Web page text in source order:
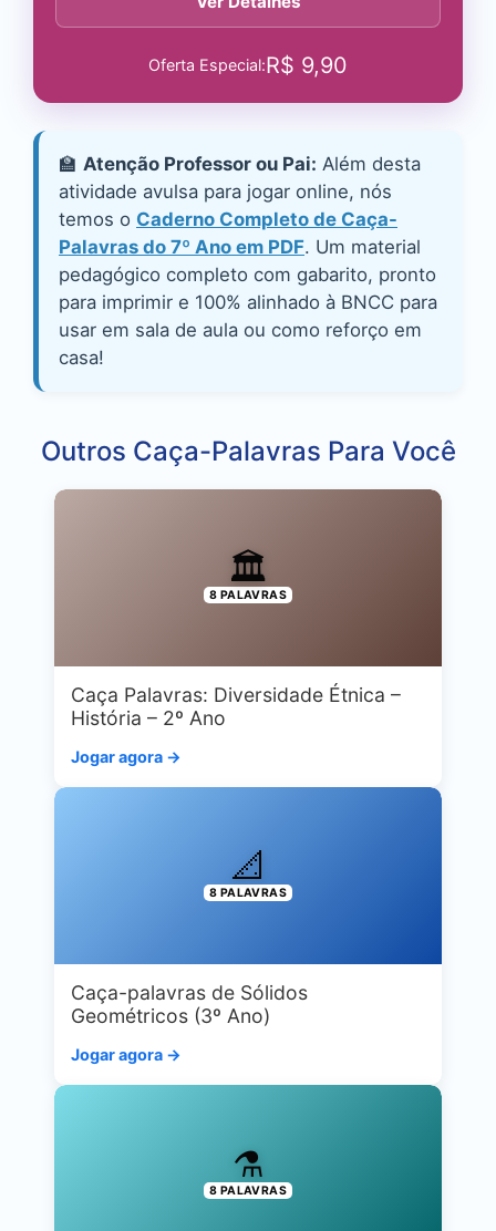
Oferta Especial:R$ 9,90
🏫 Atenção Professor ou Pai: Além desta
atividade avulsa para jogar online, nós
temos o Caderno Completo de Caça-
Palavras do 7º Ano em PDF. Um material
pedagógico completo com gabarito, pronto
para imprimir e 100% alinhado à BNCC para
usar em sala de aula ou como reforço em
casa!
Outros Caça-Palavras Para Você
🏛️
8 PALAVRAS
Caça Palavras: Diversidade Étnica –
História – 2º Ano
Jogar agora →
📐
8 PALAVRAS
Caça-palavras de Sólidos
Geométricos (3º Ano)
Jogar agora →
⚗️
8 PALAVRAS